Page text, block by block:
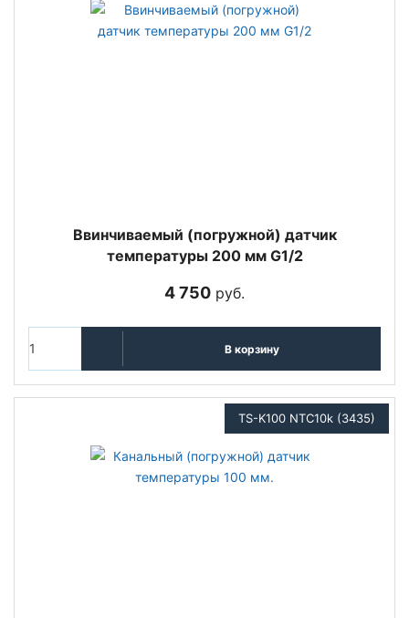
Ввинчиваемый (погружной) датчик
температуры 200 мм G1/2
4 750 руб.
В корзину
TS-K100 NTC10k (3435)